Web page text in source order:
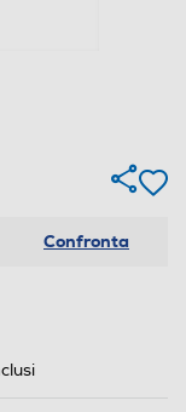
Confronta